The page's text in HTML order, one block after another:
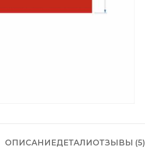
ОПИСАНИЕДЕТАЛИОТЗЫВЫ (5)